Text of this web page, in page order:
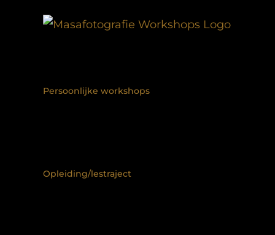
Persoonlijke workshops
Opleiding/lestraject